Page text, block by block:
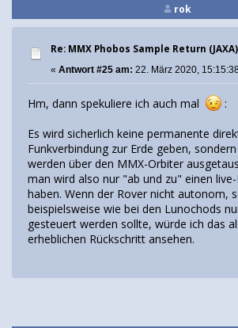
rok
Re: MMX Phobos Sample Return (JAXA)
« Antwort #25 am: 22. März 2020,
Hm, dann spekuliere ich auch mal
:
Es wird sicherlich keine permanente
Funkverbindung zur Erde geben,
werden über den MMX-Orbiter
man wird also nur "ab und zu" einen
haben. Wenn der Rover nicht autonom,
beispielsweise wie bei den Lunochods
gesteuert werden sollte, würde ich das
erheblichen Rückschritt ansehen.